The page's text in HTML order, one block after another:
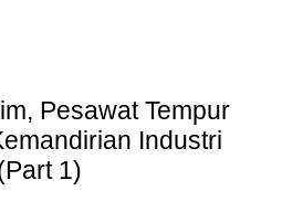
Pesawat Tempur
Industri
1)